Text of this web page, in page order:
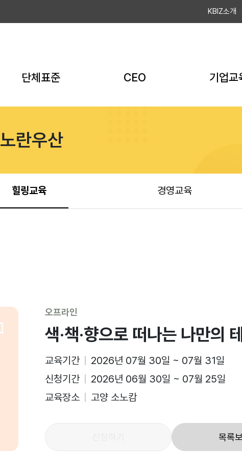
KBIZ소개
단체표준
전체과정
경영간부
CEO
전체과정
기업교
전체과
노란우산
힐링교육 경영교육
오프라인
색·책·향으로 떠나는 나만의
교육기간
2026년 07월 30일 ~ 07월 31일
신청기간
2026년 06월 30일 ~ 07월 25일
교육장소
고양 소노캄
목록